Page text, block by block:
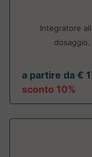
Integratore
a partire da €
sconto 10%